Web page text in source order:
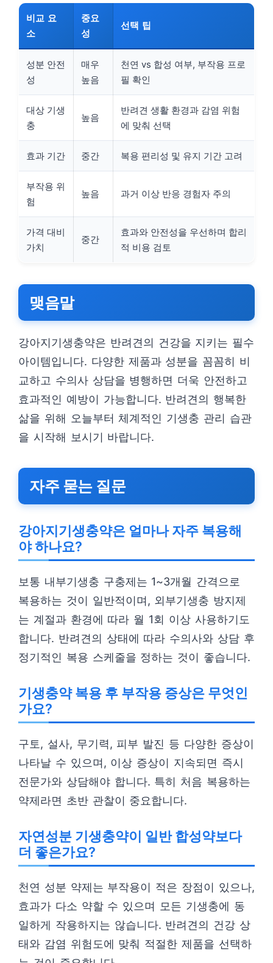
비교 요
소
중요
성
선택 팁
성분 안전
성
매우
높음
천연 vs 합성 여부, 부작용 프로
필 확인
대상 기생
충
높음
반려견 생활 환경과 감염 위험
에 맞춰 선택
효과 기간 중간 복용 편리성 및 유지 기간 고려
부작용 위
험
높음 과거 이상 반응 경험자 주의
가격 대비
가치
중간
효과와 안전성을 우선하며 합리
적 비용 검토
맺음말
강아지기생충약은 반려견의 건강을 지키는 필수
아이템입니다. 다양한 제품과 성분을 꼼꼼히 비
교하고 수의사 상담을 병행하면 더욱 안전하고
효과적인 예방이 가능합니다. 반려견의 행복한
삶을 위해 오늘부터 체계적인 기생충 관리 습관
을 시작해 보시기 바랍니다.
자주 묻는 질문
강아지기생충약은 얼마나 자주 복용해
야 하나요?
보통 내부기생충 구충제는 1~3개월 간격으로
복용하는 것이 일반적이며, 외부기생충 방지제
는 계절과 환경에 따라 월 1회 이상 사용하기도
합니다. 반려견의 상태에 따라 수의사와 상담 후
정기적인 복용 스케줄을 정하는 것이 좋습니다.
기생충약 복용 후 부작용 증상은 무엇인
가요?
구토, 설사, 무기력, 피부 발진 등 다양한 증상이
나타날 수 있으며, 이상 증상이 지속되면 즉시
전문가와 상담해야 합니다. 특히 처음 복용하는
약제라면 초반 관찰이 중요합니다.
자연성분 기생충약이 일반 합성약보다
더 좋은가요?
천연 성분 약제는 부작용이 적은 장점이 있으나,
효과가 다소 약할 수 있으며 모든 기생충에 동
일하게 작용하지는 않습니다. 반려견의 건강 상
태와 감염 위험도에 맞춰 적절한 제품을 선택하